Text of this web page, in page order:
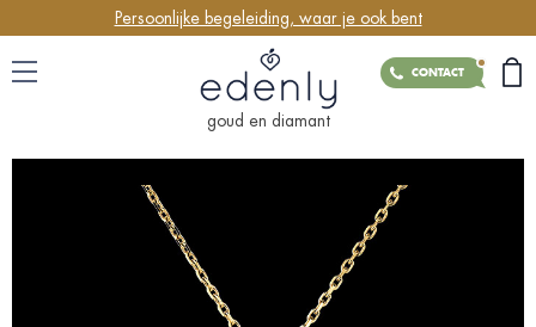
Persoonlijke begeleiding, waar je ook bent
CONTACT
goud en diamant